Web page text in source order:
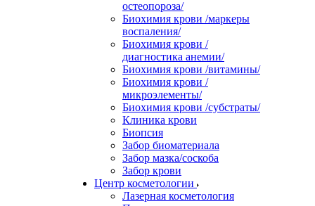
остеопороза/
Биохимия крови /маркеры
воспаления/
Биохимия крови /
диагностика анемии/
Биохимия крови /витамины/
Биохимия крови /
микроэлементы/
Биохимия крови /субстраты/
Клиника крови
Биопсия
Забор биоматериала
Забор мазка/соскоба
Забор крови
Центр косметологии
Лазерная косметология